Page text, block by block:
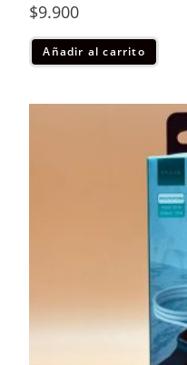
$9.900
Añadir al carrito